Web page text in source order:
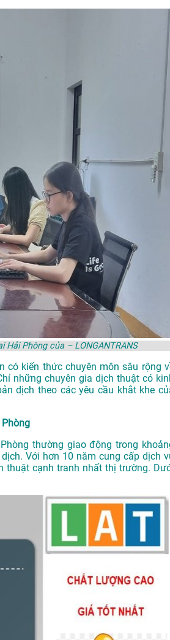
Phòng của – LONGANTRANS
có kiến thức chuyên môn sâu rộng
những chuyên gia dịch thuật có
dịch theo các yêu cầu khắt khe
thường giao động trong
Với hơn 10 năm cung cấp dịch
thuật cạnh tranh nhất thị trường.